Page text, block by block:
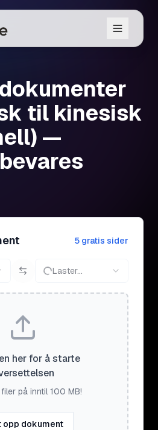
til kinesisk
—
5 gratis sider
Laster...
her for å starte
på inntil 100 MB!
opp dokument